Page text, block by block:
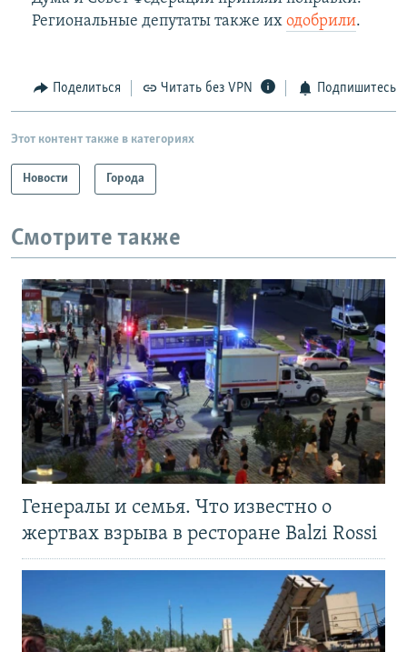
Региональные депутаты также их одобрили.
Поделиться Читать без VPN Подпишитесь
Этот контент также в категориях
Новости Города
Смотрите также
Генералы и семья. Что известно о
жертвах взрыва в ресторане Balzi Rossi